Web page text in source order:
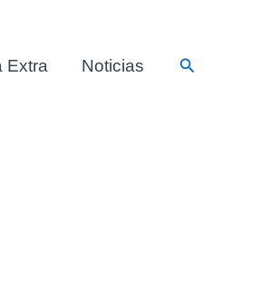
Extra Noticias Pesquisar